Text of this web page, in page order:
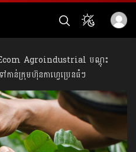
Agroindustrial បណ្តុះ
កាន់ក្រុមហ៊ុនកាហ្វេប្រេនធំៗ